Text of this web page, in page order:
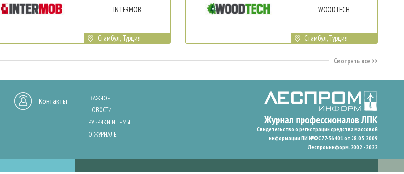
INTERMOB
Стамбул, Турция
WOODTECH
Стамбул, Турция
Смотреть все
Контакты
ВАЖНОЕ
НОВОСТИ
РУБРИКИ И ТЕМЫ
О ЖУРНАЛЕ
Свидетельство о регистрации средства массовой
информации ПИ №ФС77-36401 от 28.05.2009
Леспроминформ. 2002 - 2022